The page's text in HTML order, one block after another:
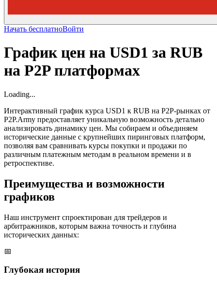
Начать бесплатноВойти
График цен на USD1 за RUB
на P2P платформах
Loading...
Интерактивный график курса USD1 к RUB на P2P-рынках от
P2P.Army предоставляет уникальную возможность детально
анализировать динамику цен. Мы собираем и объединяем
исторические данные с крупнейших пиринговых платформ,
позволяя вам сравнивать курсы покупки и продажи по
различным платежным методам в реальном времени и в
ретроспективе.
Преимущества и возможности
графиков
Наш инструмент спроектирован для трейдеров и
арбитражников, которым важна точность и глубина
исторических данных:
📅
Глубокая история